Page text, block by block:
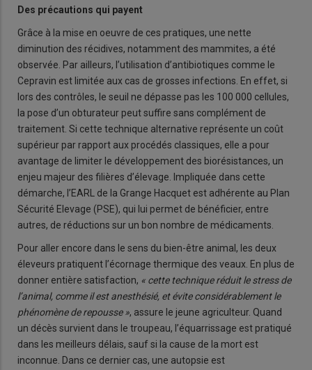
Des précautions qui payent
Grâce à la mise en oeuvre de ces pratiques, une nette
diminution des récidives, notamment des mammites, a été
observée. Par ailleurs, l’utilisation d’antibiotiques comme le
Cepravin est limitée aux cas de grosses infections. En effet, si
lors des contrôles, le seuil ne dépasse pas les 100 000 cellules,
la pose d’un obturateur peut suffire sans complément de
traitement. Si cette technique alternative représente un coût
supérieur par rapport aux procédés classiques, elle a pour
avantage de limiter le développement des biorésistances, un
enjeu majeur des filières d’élevage. Impliquée dans cette
démarche, l’EARL de la Grange Hacquet est adhérente au Plan
Sécurité Elevage (PSE), qui lui permet de bénéficier, entre
autres, de réductions sur un bon nombre de médicaments.
Pour aller encore dans le sens du bien-être animal, les deux
éleveurs pratiquent l’écornage thermique des veaux. En plus de
donner entière satisfaction, « cette technique réduit le stress de
l’animal, comme il est anesthésié, et évite considérablement le
phénomène de repousse », assure le jeune agriculteur. Quand
un décès survient dans le troupeau, l’équarrissage est pratiqué
dans les meilleurs délais, sauf si la cause de la mort est
inconnue. Dans ce dernier cas, une autopsie est